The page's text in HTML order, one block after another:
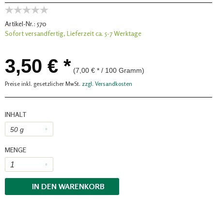
Artikel-Nr.: 570
Sofort versandfertig, Lieferzeit ca. 5-7 Werktage
3,50 € * (7,00 € * / 100 Gramm)
Preise inkl. gesetzlicher MwSt. zzgl. Versandkosten
INHALT
MENGE
IN DEN WARENKORB